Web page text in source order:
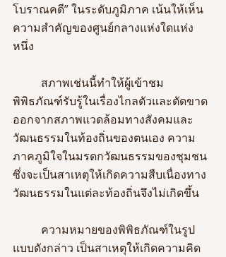
โบราณคดี” ในระดับภูมิภาค เน้นให้เห็น
ความสำคัญของศูนย์กลางแห่งใดแห่ง
หนึ่ง
พิพิธภัณฑ์รับรู้ในเรื่องไกลตัวและตัดขาด
ออกจากสภาพแวดล้อมทางสังคมและ
วัฒนธรรมในท้องถิ่นของตนเอง ความ
ภาคภูมิใจในมรดกวัฒนธรรมของชุมชน
ซึ่งจะเป็นสาเหตุให้เกิดความสืบเนื่องทาง
วัฒนธรรมในแต่ละท้องถิ่นจึงไม่เกิดขึ้น
แบบดังกล่าว เป็นสาเหตุให้เกิดความคิด